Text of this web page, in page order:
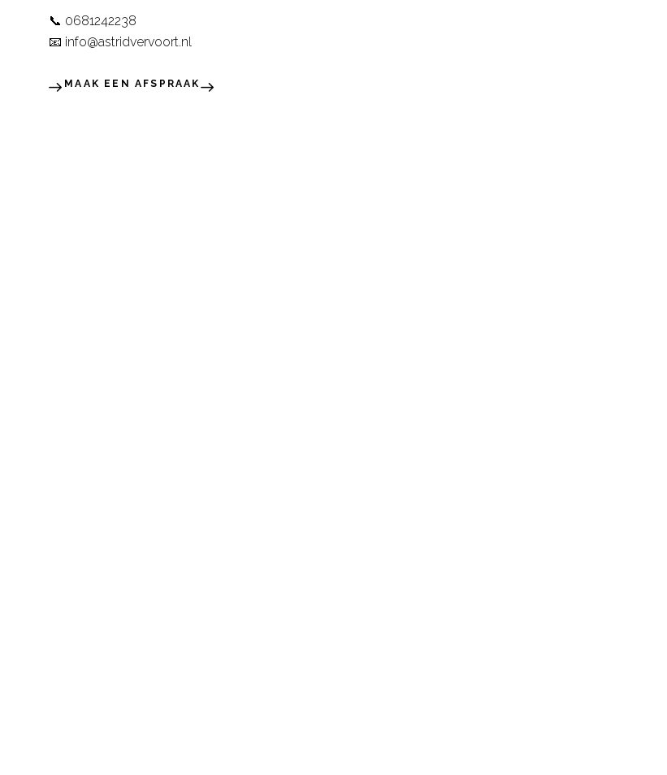
📞 0681242238
📧 info@astridvervoort.nl
MAAK EEN AFSPRAAK